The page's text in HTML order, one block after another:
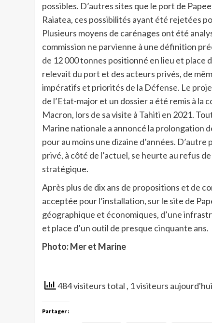
possibles. D’autres sites que le port de
Raiatea, ces possibilités ayant été rejetées
Plusieurs moyens de carénages ont été
commission ne parvienne à une définition
de 12 000 tonnes positionné en lieu et place
relevait du port et des acteurs privés, de
impératifs et priorités de la Défense. Le
de l’Etat-major et un dossier a été remis à la
Macron, lors de sa visite à Tahiti en 2021.
Marine nationale a annoncé la prolongation
pour au moins une dizaine d’années.
privé, à côté de l’actuel, se heurte au refus
stratégique.
Après plus de dix ans de propositions et de
acceptée pour l’installation, sur le site de
géographique et économiques, d’une
et place d’un outil de presque cinquante ans.
Photo: Mer et Marine
484 visiteurs total , 1 visiteurs aujourd'hui
Partager :